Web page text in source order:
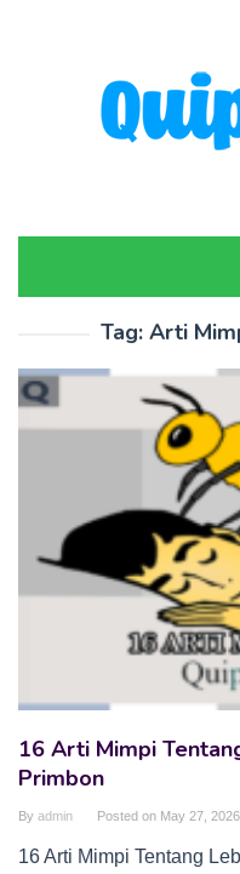
Tag: Arti
16 Arti Mimpi
Primbon
By admin Posted on May 27, 2026
16 Arti Mimpi Tentang